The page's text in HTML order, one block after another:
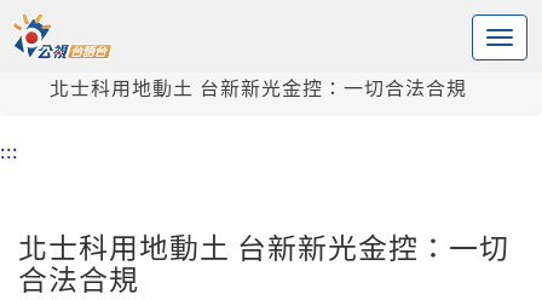
中央內容區塊
頭頁
北士科用地動土 台新新光金控：一切合法合規
:::
北士科用地動土 台新新光金控：一切
合法合規